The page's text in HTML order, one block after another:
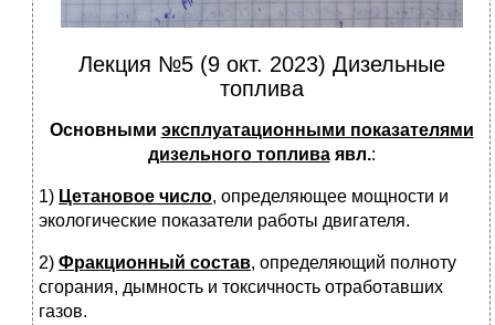
Лекция №5 (9 окт. 2023) Дизельные
топлива
Основными эксплуатационными показателями
дизельного топливаявл.:
1) Цетановое число, определяющее мощности и
экологические показатели работы двигателя.
2) Фракционный состав, определяющий полноту
сгорания, дымность и токсичность отработавших
газов.